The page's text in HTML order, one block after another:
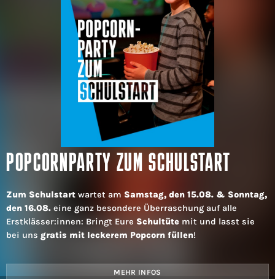
POPCORNPARTY ZUM SCHULSTART
Zum Schulstart wartet am Samstag, den 15.08. & Sonntag,
den 16.08. eine ganz besondere Überraschung auf alle
Erstklässer:innen: Bringt Eure Schultüte mit und lasst sie
bei uns gratis mit leckerem Popcorn füllen!
MEHR INFOS